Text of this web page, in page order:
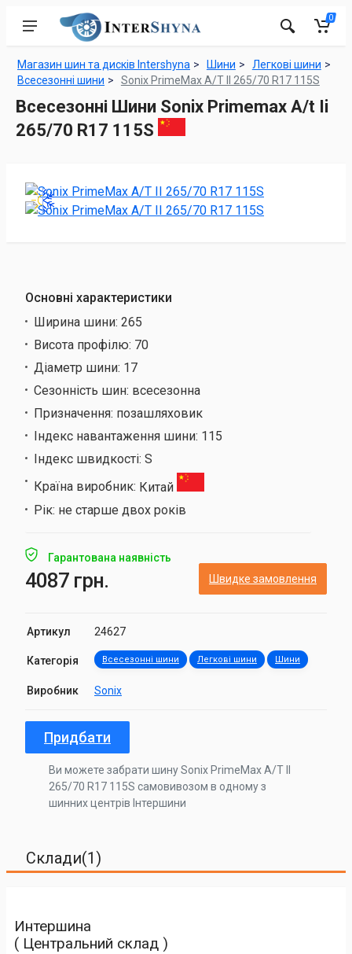
0
Магазин шин та дисків Intershyna Шини
Легкові шини
Всесезонні шини
Sonix PrimeMax A/T II 265/70 R17 115S
Всесезонні Шини Sonix Primemax A/t Ii
265/70 R17 115S
Основні характеристики
Ширина шини: 265
Висота профілю: 70
Діаметр шини: 17
Сезонність шин: всесезонна
Призначення: позашляховик
Індекс навантаження шини: 115
Індекс швидкості: S
Країна виробник: Китай
Рік: не старше двох років
Гарантована наявність
4087 грн. Швидке замовлення
Артикул 24627
Категорія Всесезонні шини Легкові шини Шини
Виробник Sonix
Придбати
Ви можете забрати шину Sonix PrimeMax A/T II
265/70 R17 115S самовивозом в одному з
шинних центрів Інтершини
Склади(1)
Интершина
( Центральний склад )